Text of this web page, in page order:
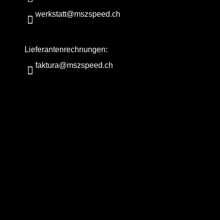
werkstatt@mszspeed.ch
Lieferantenrechnungen:
faktura@mszspeed.ch